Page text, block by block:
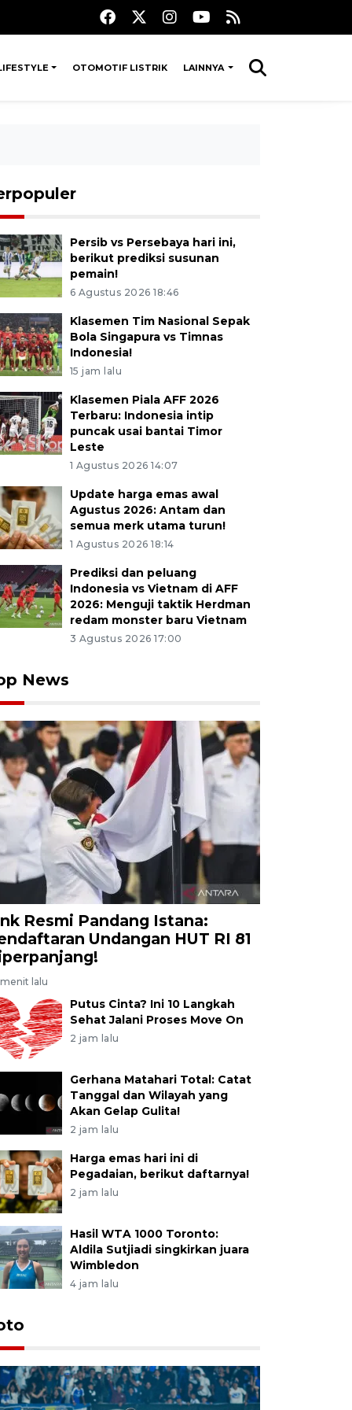
OTOMOTIF LISTRIK LAINNYA
Persib vs Persebaya hari ini,
berikut prediksi susunan
pemain!
6 Agustus 2026 18:46
Klasemen Tim Nasional Sepak
Bola Singapura vs Timnas
Indonesia!
15 jam lalu
Klasemen Piala AFF 2026
Terbaru: Indonesia intip
puncak usai bantai Timor
Leste
1 Agustus 2026 14:07
Update harga emas awal
Agustus 2026: Antam dan
semua merk utama turun!
1 Agustus 2026 18:14
Prediksi dan peluang
Indonesia vs Vietnam di AFF
2026: Menguji taktik Herdman
redam monster baru Vietnam
3 Agustus 2026 17:00
News
Resmi Pandang Istana:
Undangan HUT RI 81
lalu
Putus Cinta? Ini 10 Langkah
Sehat Jalani Proses Move On
2 jam lalu
Gerhana Matahari Total: Catat
Tanggal dan Wilayah yang
Akan Gelap Gulita!
2 jam lalu
Harga emas hari ini di
Pegadaian, berikut daftarnya!
2 jam lalu
Hasil WTA 1000 Toronto:
Aldila Sutjiadi singkirkan juara
Wimbledon
4 jam lalu